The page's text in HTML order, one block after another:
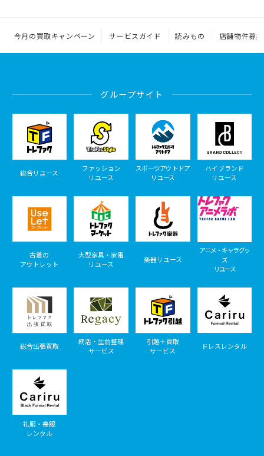
今月の買取キャンペーン サービスガイド 読みもの 店舗物件募集
グループサイト
総合リユース
ファッション
リユース
スポーツアウトドア
リユース
ハイブランド
リユース
古着の
アウトレット
大型家具・家電
リユース
楽器リユース
アニメ・キャラグッ
ズ
リユース
総合出張買取
終活・生前整理
サービス
引越＋買取
サービス
ドレスレンタル
礼服・喪服
レンタル